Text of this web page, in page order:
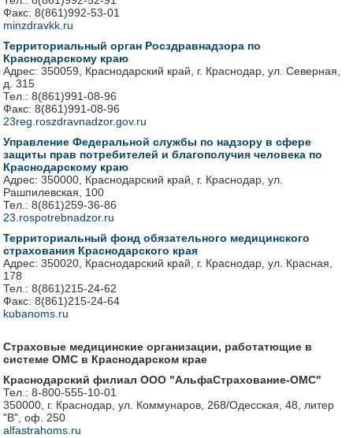
Факс: 8(861)992-53-01
minzdravkk.ru
Территориальный орган Росздравнадзора по
Краснодарскому краю
Адрес: 350059, Краснодарский край, г. Краснодар, ул. Северная,
д. 315
Тел.: 8(861)991-08-96
Факс: 8(861)991-08-96
23reg.roszdravnadzor.gov.ru
Управление Федеральной службы по надзору в сфере
защиты прав потребителей и благополучия человека по
Краснодарскому краю
Адрес: 350000, Краснодарский край, г. Краснодар, ул.
Рашпилевская, 100
Тел.: 8(861)259-36-86
23.rospotrebnadzor.ru
Территориальный фонд обязательного медицинского
страхования Краснодарского края
Адрес: 350020, Краснодарский край, г. Краснодар, ул. Красная,
178
Тел.: 8(861)215-24-62
Факс: 8(861)215-24-64
kubanoms.ru
Страховые медицинские организации, работатющие в
системе ОМС в Краснодарском крае
Краснодарский филиал ООО "АльфаСтрахование-ОМС"
Тел.: 8-800-555-10-01
350000, г. Краснодар, ул. Коммунаров, 268/Одесская, 48, литер
"В", оф. 250
alfastrahoms.ru